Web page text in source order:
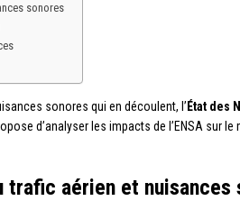
sonores
sonores qui en découlent, l’ État des
d’analyser les impacts de l’ENSA
trafic aérien et nuisances